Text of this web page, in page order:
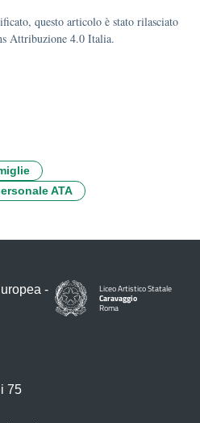
questo articolo è stato rilasciato
Attribuzione 4.0 Italia.
ATA
Liceo Artistico Statale
Caravaggio
Roma
75